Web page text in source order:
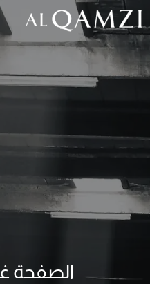
الصفحة